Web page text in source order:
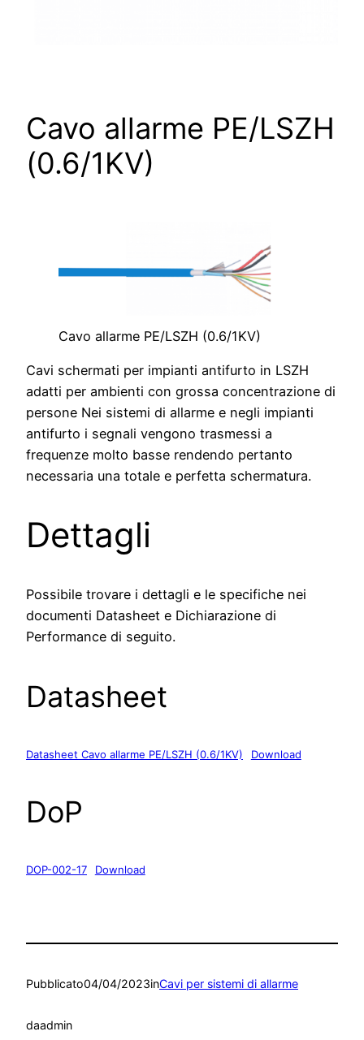
Cavo allarme PE/LSZH
(0.6/1KV)
Cavo allarme PE/LSZH (0.6/1KV)
Cavi schermati per impianti antifurto in LSZH
adatti per ambienti con grossa concentrazione di
persone Nei sistemi di allarme e negli impianti
antifurto i segnali vengono trasmessi a
frequenze molto basse rendendo pertanto
necessaria una totale e perfetta schermatura.
Dettagli
Possibile trovare i dettagli e le specifiche nei
documenti Datasheet e Dichiarazione di
Performance di seguito.
Datasheet
Datasheet Cavo allarme PE/LSZH (0.6/1KV) Download
DoP
DOP-002-17 Download
Pubblicato04/04/2023inCavi per sistemi di allarme
daadmin